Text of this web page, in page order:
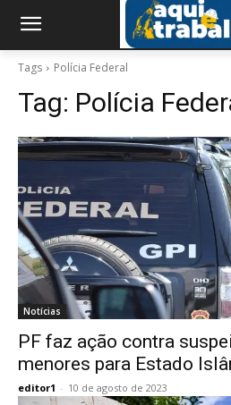
Tags Polícia Federal
Tag: Polícia
Notícias
PF faz ação contra
menores para Estado
editor1 - 10 de agosto de 2023